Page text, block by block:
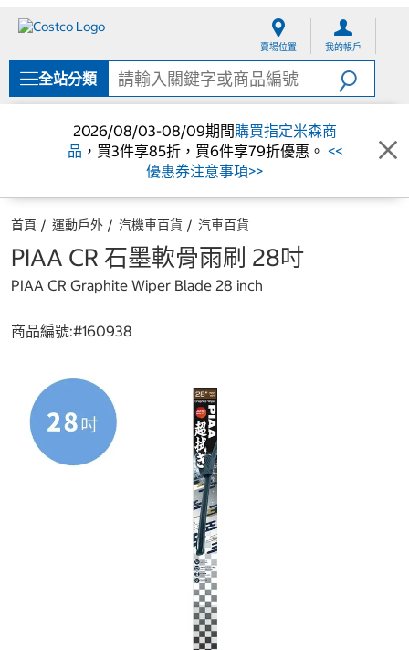
單
賣場位置 我的帳戶
全站分類
2026/08/03-08/09期間購買指定米森商
品 ，買3件享85折，買6件享79折優惠。 <<
優惠券注意事項>>
首頁 運動戶外 汽機車百貨 汽車百貨
PIAA CR 石墨軟骨雨刷 28吋
PIAA CR Graphite Wiper Blade 28 inch
商品編號:#160938